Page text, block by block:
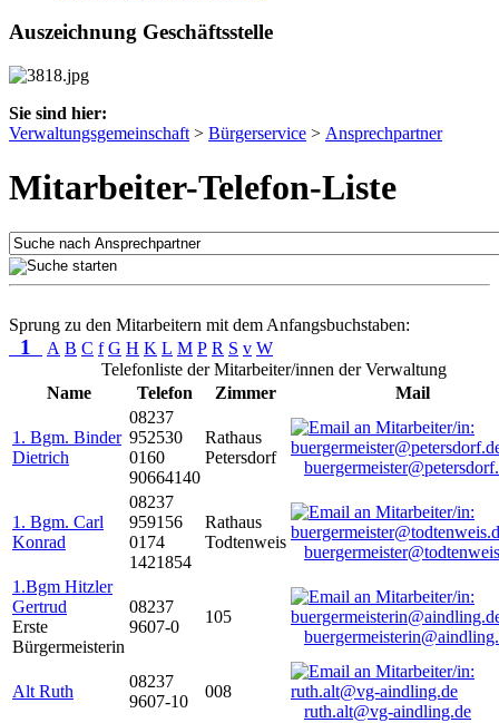
Auszeichnung Geschäftsstelle
Sie sind hier:
Verwaltungsgemeinschaft > Bürgerservice > Ansprechpartner
Mitarbeiter-Telefon-Liste
Sprung zu den Mitarbeitern mit dem Anfangsbuchstaben:
1 A B C f G H K L M P R S v W
Telefonliste der Mitarbeiter/innen der Verwaltung
Name
Telefon Zimmer Mail
1. Bgm. Binder
Dietrich
08237
952530
0160
90664140
Rathaus
Petersdorf
1. Bgm. Carl
Konrad
08237
959156
0174
1421854
Rathaus
Todtenweis
1.Bgm Hitzler
Gertrud
Erste
Bürgermeisterin
08237
9607-0
105
Alt Ruth
08237
9607-10
008
ruth.alt@vg-aindling.de